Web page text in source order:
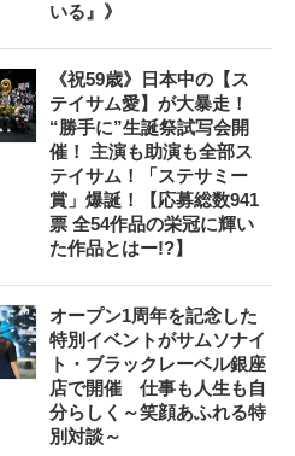
いる』》
《祝59歳》日本中の【ス
テイサム愛】が大暴走！
“勝手に”生誕祭試写会開
催！ 主演も助演も全部ス
テイサム！「ステサミー
賞」爆誕！【応募総数941
票 全54作品の栄冠に輝い
た作品とはー!?】
オープン1周年を記念した
特別イベントがサムソナイ
ト・ブラックレーベル銀座
店で開催 仕事も人生も自
分らしく～笑顔あふれる特
別対談～